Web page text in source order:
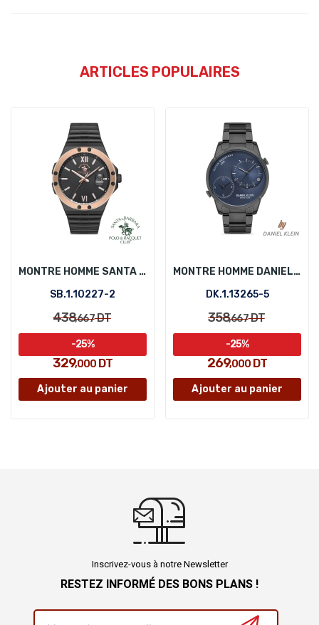
ARTICLES POPULAIRES
MONTRE HOMME SANTA BARBARA POLO SB.1.10227-2
SB.1.10227-2
438,667DT
329,000 DT
-25%
Ajouter au panier
MONTRE HOMME DANIEL KLEIN DK.1.13265-5
DK.1.13265-5
358,667DT
269,000 DT
-25%
Ajouter au panier
Inscrivez-vous à notre Newsletter
RESTEZ INFORMÉ DES BONS PLANS !